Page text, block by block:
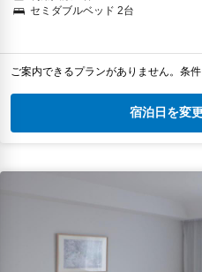
セミダブルベッド 2台
ご案内できるプランがありません。条
宿泊日を変